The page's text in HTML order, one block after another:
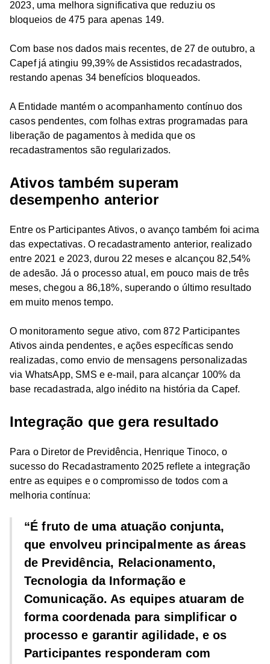
2023, uma melhora significativa que reduziu os
bloqueios de 475 para apenas 149.
Com base nos dados mais recentes, de 27 de outubro, a
Capef já atingiu 99,39% de Assistidos recadastrados,
restando apenas 34 benefícios bloqueados.
A Entidade mantém o acompanhamento contínuo dos
casos pendentes, com folhas extras programadas para
liberação de pagamentos à medida que os
recadastramentos são regularizados.
Ativos também superam
desempenho anterior
Entre os Participantes Ativos, o avanço também foi acima
das expectativas. O recadastramento anterior, realizado
entre 2021 e 2023, durou 22 meses e alcançou 82,54%
de adesão. Já o processo atual, em pouco mais de três
meses, chegou a 86,18%, superando o último resultado
em muito menos tempo.
O monitoramento segue ativo, com 872 Participantes
Ativos ainda pendentes, e ações específicas sendo
realizadas, como envio de mensagens personalizadas
via WhatsApp, SMS e e-mail, para alcançar 100% da
base recadastrada, algo inédito na história da Capef.
Integração que gera resultado
Para o Diretor de Previdência, Henrique Tinoco, o
sucesso do Recadastramento 2025 reflete a integração
entre as equipes e o compromisso de todos com a
melhoria contínua:
“É fruto de uma atuação conjunta,
que envolveu principalmente as áreas
de Previdência, Relacionamento,
Tecnologia da Informação e
Comunicação. As equipes atuaram de
forma coordenada para simplificar o
processo e garantir agilidade, e os
Participantes responderam com